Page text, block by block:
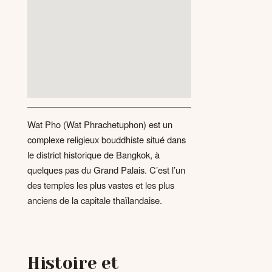
Wat Pho (Wat Phrachetuphon) est un
complexe religieux bouddhiste situé dans
le district historique de Bangkok, à
quelques pas du Grand Palais. C’est l’un
des temples les plus vastes et les plus
anciens de la capitale thaïlandaise.
Histoire et